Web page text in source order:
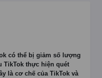
có thể bị giảm số lượng
TikTok thực hiện quét
là cơ chế của TikTok và